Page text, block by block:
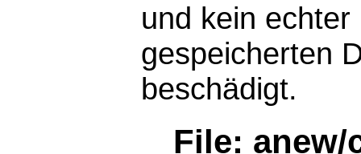
und kein
gespeicherten
beschädigt.
File: anew/